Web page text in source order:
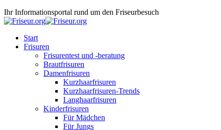
Ihr Informationsportal rund um den Friseurbesuch
Start
Frisuren
Frisurentest und -beratung
Brautfrisuren
Damenfrisuren
Kurzhaarfrisuren
Kurzhaarfrisuren-Trends
Langhaarfrisuren
Kinderfrisuren
Für Mädchen
Für Jungs